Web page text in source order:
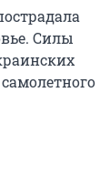
Силы